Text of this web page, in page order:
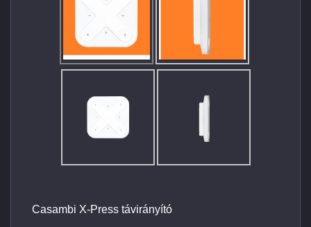
Casambi X-Press távirányító